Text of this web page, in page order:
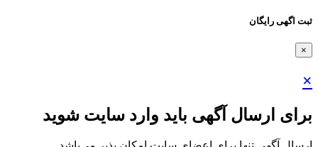
رایگان
ارسال آگهی باید وارد سایت شوید